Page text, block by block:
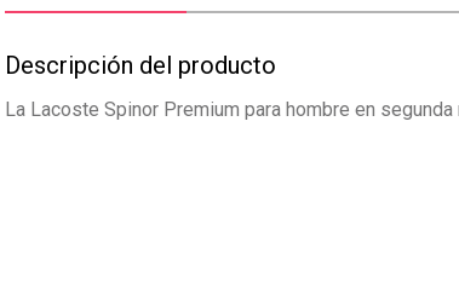
Descripción del producto
La Lacoste Spinor Premium para hombre en